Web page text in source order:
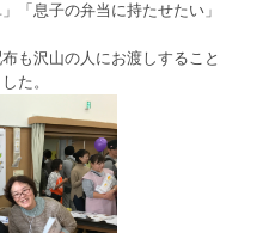
「息子の弁当に持たせたい」
も沢山の人にお渡しすること
た。